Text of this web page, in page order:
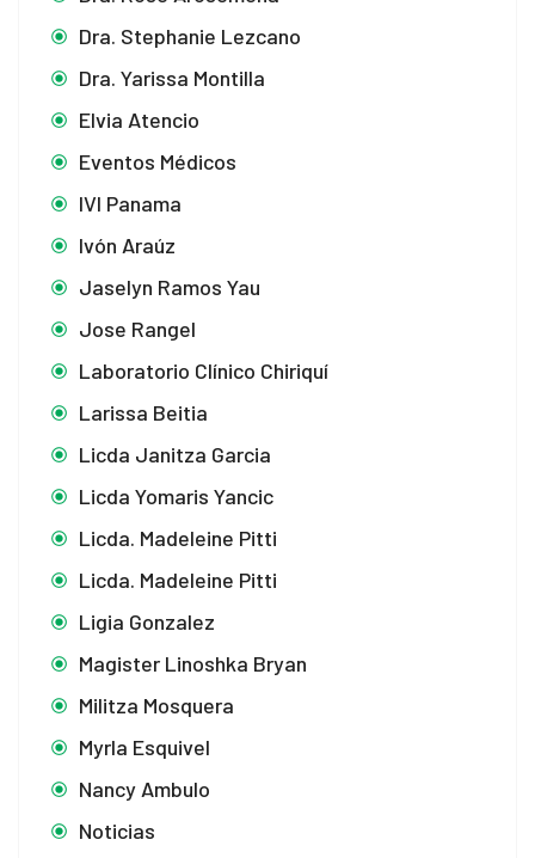
Dra. Stephanie Lezcano
Dra. Yarissa Montilla
Elvia Atencio
Eventos Médicos
IVI Panama
Ivón Araúz
Jaselyn Ramos Yau
Jose Rangel
Laboratorio Clínico Chiriquí
Larissa Beitia
Licda Janitza Garcia
Licda Yomaris Yancic
Licda. Madeleine Pitti
Licda. Madeleine Pitti
Ligia Gonzalez
Magister Linoshka Bryan
Militza Mosquera
Myrla Esquivel
Nancy Ambulo
Noticias